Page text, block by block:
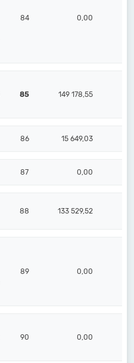
84 0,00
85 149 178,55
86 15 649,03
87 0,00
88 133 529,52
89 0,00
90 0,00